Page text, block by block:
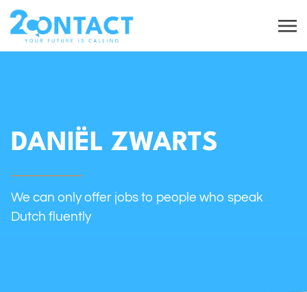
DANIËL ZWARTS
We can only offer jobs to people who speak
Dutch fluently